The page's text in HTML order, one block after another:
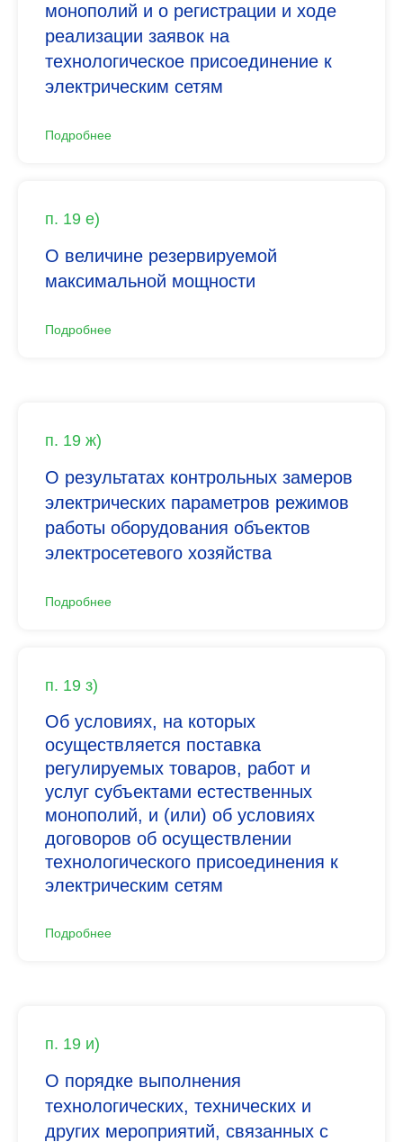
монополий и о регистрации и ходе
реализации заявок на
технологическое присоединение к
электрическим сетям
Подробнее
п. 19 е)
О величине резервируемой
максимальной мощности
Подробнее
п. 19 ж)
О результатах контрольных замеров
электрических параметров режимов
работы оборудования объектов
электросетевого хозяйства
Подробнее
п. 19 з)
Об условиях, на которых
осуществляется поставка
регулируемых товаров, работ и
услуг субъектами естественных
монополий, и (или) об условиях
договоров об осуществлении
технологического присоединения к
электрическим сетям
Подробнее
п. 19 и)
О порядке выполнения
технологических, технических и
других мероприятий, связанных с